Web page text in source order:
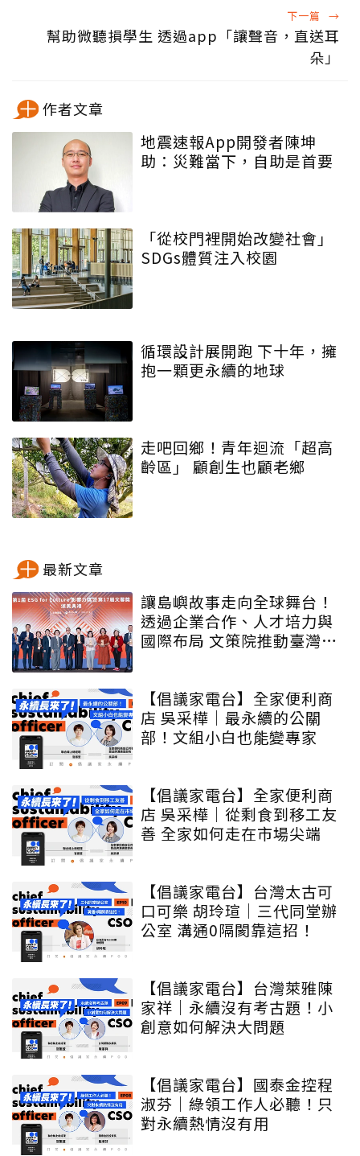
下一篇 →
幫助微聽損學生 透過app「讓聲音，直送耳
朵」
作者文章
地震速報App開發者陳坤
助：災難當下，自助是首要
「從校門裡開始改變社會」
SDGs體質注入校園
循環設計展開跑 下十年，擁
抱一顆更永續的地球
走吧回鄉！青年迴流「超高
齡區」 顧創生也顧老鄉
最新文章
讓島嶼故事走向全球舞台！
透過企業合作、人才培力與
國際布局 文策院推動臺灣文
【倡議家電台】全家便利商
店 吳采樺｜最永續的公關
部！文組小白也能變專家
【倡議家電台】全家便利商
店 吳采樺｜從剩食到移工友
善 全家如何走在市場尖端
【倡議家電台】台灣太古可
口可樂 胡玲瑄｜三代同堂辦
公室 溝通0隔閡靠這招！
【倡議家電台】台灣萊雅陳
家祥｜永續沒有考古題！小
創意如何解決大問題
【倡議家電台】國泰金控程
淑芬｜綠領工作人必聽！只
對永續熱情沒有用